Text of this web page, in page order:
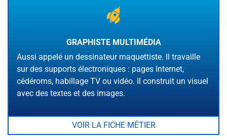
GRAPHISTE MULTIMÉDIA
Aussi appelé un dessinateur maquettiste. Il travaille
sur des supports électroniques : pages Internet,
cédéroms, habillage TV ou vidéo. Il construit un visuel
avec des textes et des images.
VOIR LA FICHE MÉTIER